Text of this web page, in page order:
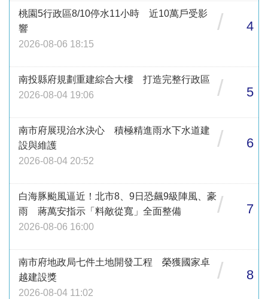
桃園5行政區8/10停水11小時 近10萬戶受影
響
2026-08-06 18:15
/ 4
南投縣府規劃重建綜合大樓 打造完整行政區
2026-08-04 19:06
/ 5
南市府展現治水決心 積極精進雨水下水道建
設與維護
2026-08-04 20:52
/ 6
白海豚颱風逼近！北市8、9日恐飆9級陣風、豪
雨 蔣萬安指示「料敵從寬」全面整備
2026-08-06 16:00
/ 7
南市府地政局七件土地開發工程 榮獲國家卓
越建設獎
2026-08-04 11:02
/ 8